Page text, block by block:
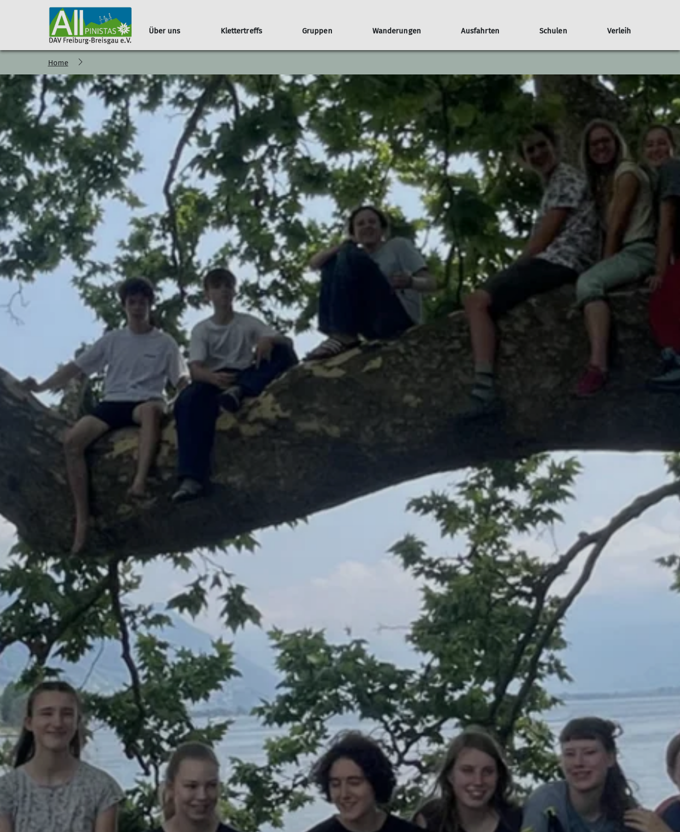
Über uns
Team Unterstützen
Klettertreffs Gruppen
Erwachsene Jugendgruppen Projektgruppen
Wanderungen Ausfahrten Schulen Verleih
Home